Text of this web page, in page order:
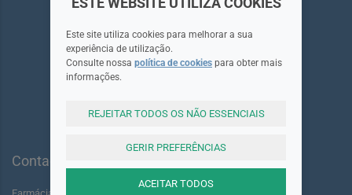
Contactos
Este site utiliza cookies para melhorar a sua
experiência de utilização.
Consulte nossa política de cookies para obter mais
informações.
REJEITAR TODOS OS NÃO ESSENCIAIS
GERIR PREFERÊNCIAS
ACEITAR TODOS